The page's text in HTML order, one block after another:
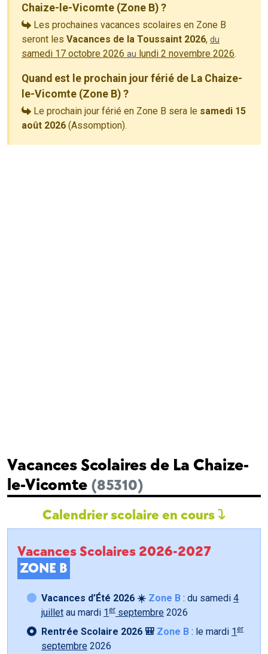
Chaize-le-Vicomte (Zone B) ?
Les prochaines vacances scolaires en Zone B
seront les Vacances de la Toussaint 2026, du
samedi 17 octobre 2026 au lundi 2 novembre 2026.
Quand est le prochain jour férié de La Chaize-
le-Vicomte (Zone B) ?
Le prochain jour férié en Zone B sera le samedi 15
août 2026 (Assomption).
Vacances Scolaires de La Chaize-
le-Vicomte (85310)
Calendrier scolaire en cours
Vacances Scolaires 2026-2027
ZONE B
Vacances d’Été 2026 ☀️ Zone B : du samedi 4
juillet au mardi 1 er septembre 2026
Rentrée Scolaire 2026 🎒 Zone B : le mardi 1 er
septembre 2026